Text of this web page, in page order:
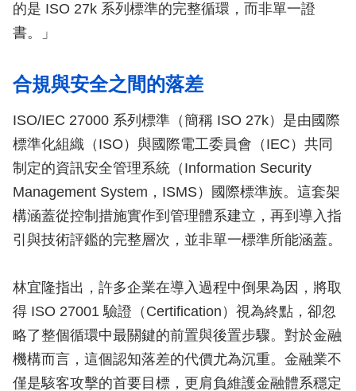
的是 ISO 27k 系列標準的完整循環，而非單一證
書。」
合規與安全之間的落差
ISO/IEC 27000 系列標準（簡稱 ISO 27k）是由國際
標準化組織（ISO）與國際電工委員會（IEC）共同
制定的資訊安全管理系統（Information Security
Management System，ISMS）國際標準族。這套架
構涵蓋從控制措施實作到管理體系建立，再到導入指
引與技術評鑑的完整層次，並非單一標準所能涵蓋。
林宜隆指出，許多企業在導入過程中倒果為因，將取
得 ISO 27001 驗證（Certification）視為終點，卻忽
略了整個循環中最關鍵的前置與後置步驟。對於金融
機構而言，這個認知落差的代價尤為沉重。金融業不
僅是駭客攻擊的首要目標，更肩負維護金融體系穩定